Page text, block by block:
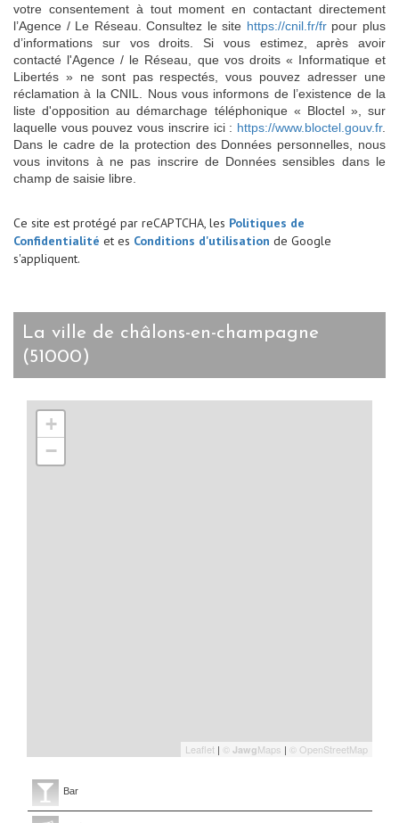
votre consentement à tout moment en contactant directement
l’Agence / Le Réseau. Consultez le site https://cnil.fr/frpour plus
d’informations sur vos droits. Si vous estimez, après avoir
contacté l'Agence / le Réseau, que vos droits « Informatique et
Libertés » ne sont pas respectés, vous pouvez adresser une
réclamation à la CNIL. Nous vous informons de l’existence de la
liste d'opposition au démarchage téléphonique « Bloctel », sur
laquelle vous pouvez vous inscrire ici : https://www.bloctel.gouv.fr.
Dans le cadre de la protection des Données personnelles, nous
vous invitons à ne pas inscrire de Données sensibles dans le
champ de saisie libre.
Ce site est protégé par reCAPTCHA, les Politiques de
Confidentialité et es Conditions d'utilisation de Google
s'appliquent.
la ville de châlons-en-champagne
(51000)
+
−
Leaflet | © JawgMaps | © OpenStreetMap
Bar